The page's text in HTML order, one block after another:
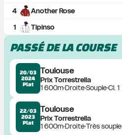
4
Another Rose
1
Tipinso
PASSÉ DE LA COURSE
20/03
2024
Plat
Toulouse
Prix Torrestrella
1 600mDroiteSoupleCl. 1
22/03
2023
Plat
Toulouse
Prix Torrestrella
1 600mDroiteTrès souple